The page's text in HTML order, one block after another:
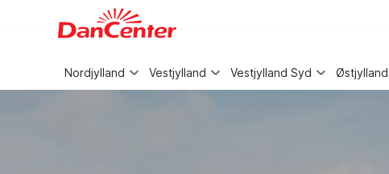
WIZARD MEMBER
Nordjylland Vestjylland Vestjylland Syd Østjylland